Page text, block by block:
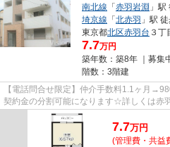
南北線 「赤羽岩淵 」
埼京線 「北赤羽 」駅
東京都北区赤羽台 ３丁
7.7万円
築年数：築8年 ｜募集
階数：3階建
【電話問合せ限定】仲介手数料1.1ヶ月
契約金の分割可能になります☆詳しくは赤
4177】VISION赤羽店までご連絡下さい！！
7.7万円
(管理費・共益